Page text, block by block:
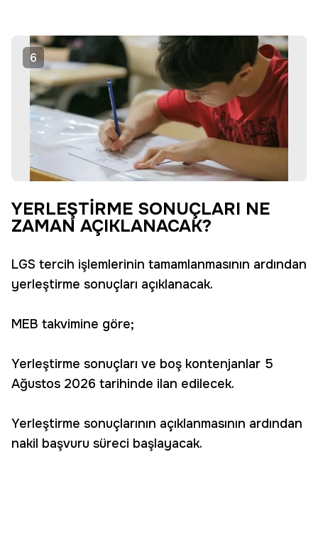
6
YERLEŞTİRME SONUÇLARI NE
ZAMAN AÇIKLANACAK?
LGS tercih işlemlerinin tamamlanmasının ardından
yerleştirme sonuçları açıklanacak.
MEB takvimine göre;
Yerleştirme sonuçları ve boş kontenjanlar 5
Ağustos 2026 tarihinde ilan edilecek.
Yerleştirme sonuçlarının açıklanmasının ardından
nakil başvuru süreci başlayacak.